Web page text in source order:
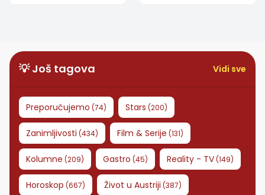
💡 Još tagova Vidi sve
Preporučujemo (74) Stars (200)
Zanimljivosti (434) Film & Serije (131)
Kolumne (209) Gastro (45) Reality - TV(149)
Horoskop (667) Život u Austriji (387)